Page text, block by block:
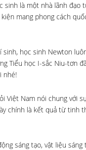
là một nhà lãnh đạo
mang phong cách
học sinh Newton
Tiểu học I-sắc Niu-tơn
nhé!
Việt Nam nói chung với
chính là kết quả từ tinh
sáng tạo, vật liệu